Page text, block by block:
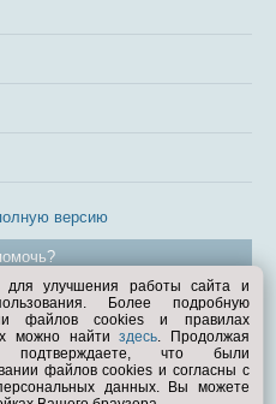
версию
1998—2026
улучшения работы сайта и
Более подробную
файлов cookies и правилах
можно найтиздесь. Продолжая
подтверждаете, что были
файлов cookies и согласны с
данных. Вы можете